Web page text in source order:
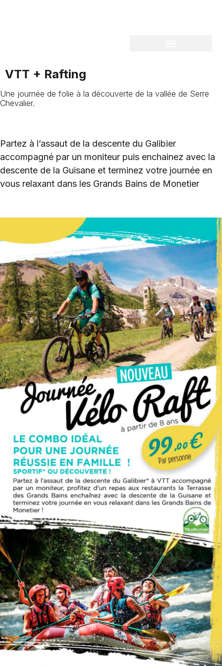
VTT + Rafting
Une journée de folie à la découverte de la vallée de Serre
Chevalier.
Partez à l’assaut de la descente du Galibier
accompagné par un moniteur puis enchainez avec la
descente de la Guisane et terminez votre journée en
vous relaxant dans les Grands Bains de Monetier